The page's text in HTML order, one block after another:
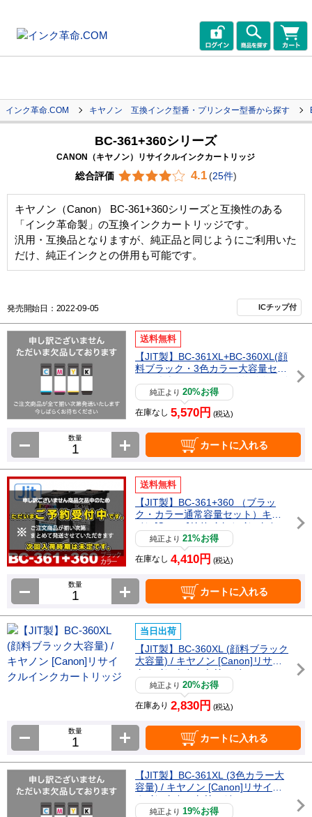
インク革命.COM キヤノン 互換インク型番・プリンター型番から探す
BC-361+360シリーズ
CANON（キヤノン）リサイクルインクカートリッジ
総合評価 4.1 (25件)
キヤノン（Canon） BC-361+360シリーズと互換性のある
「インク革命製」の互換インクカートリッジです。
汎用・互換品となりますが、純正品と同じようにご利用いた
だけ、純正インクとの併用も可能です。
発売開始日：2022-09-05 ICチップ付
送料無料
【JIT製】BC-361XL+BC-360XL(顔
料ブラック・3色カラー大容量セッ
ト) / キヤノン[Canon]リサイクルイ
ンクカートリッジ
純正より20%お得
在庫なし 5,570円 (税込)
数量
カートに入れる
送料無料
【JIT製】BC-361+360 （ブラッ
ク・カラー通常容量セット）キヤ
ノン[Canon]リサイクルインクカー
トリッジ
純正より21%お得
在庫なし 4,410円 (税込)
数量
カートに入れる
当日出荷
【JIT製】BC-360XL (顔料ブラック
大容量) / キヤノン [Canon]リサイ
クルインクカートリッジ
純正より20%お得
在庫あり 2,830円 (税込)
数量
カートに入れる
【JIT製】BC-361XL (3色カラー大
容量) / キヤノン [Canon]リサイク
ルインクカートリッジ
純正より19%お得